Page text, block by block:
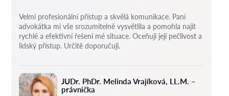
JUDr. PhDr. Melinda Vrajíková, LL.M. –
právnička
Velmi profesionální přístup a skvělá komunikace. Paní
advokátka mi vše srozumitelně vysvětlila a pomohla najít
rychlé a efektivní řešení mé situace. Oceňuji její pečlivost a
lidský přístup. Určitě doporučuji.